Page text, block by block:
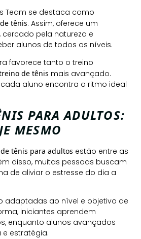
Team se destaca como
tênis. Assim, oferece um
pela natureza e
alunos de todos os níveis.
favorece tanto o treino
de tênis mais avançado.
aluno encontra o ritmo ideal
PARA ADULTOS:
MESMO
tênis para adultos estão entre as
disso, muitas pessoas buscam
de aliviar o estresse do dia a
adaptadas ao nível e objetivo de
iniciantes aprendem
enquanto alunos avançados
estratégia.